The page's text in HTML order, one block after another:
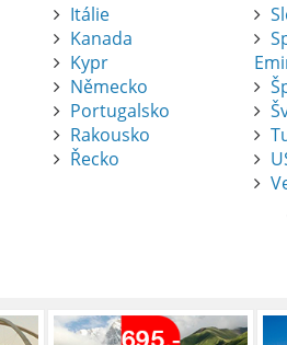
Itálie
Kanada
Kypr
Německo
Portugalsko
Rakousko
Řecko